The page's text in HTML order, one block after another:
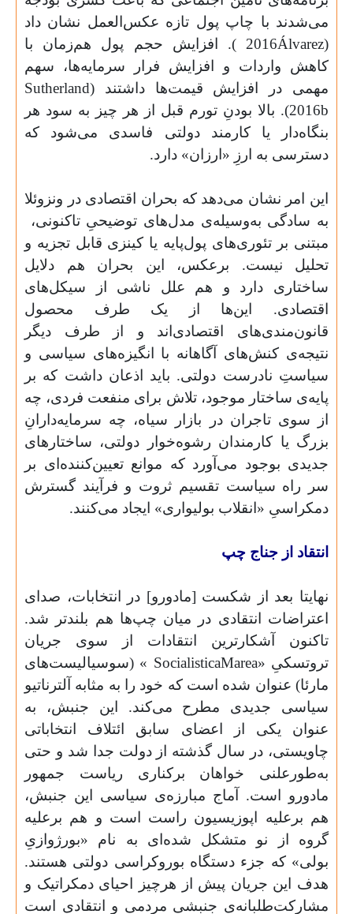
می‌شدند با چاپ پول تازه عکس‌العمل نشان داد
(
Álvarez
2016
). افزایش حجم پول هم‌زمان با
کاهش واردات و افزایش فرار سرمایه‌ها، سهم
مهمی در افزایش قیمت‌ها داشتند (Sutherland
2016b). بالا بودنِ تورم قبل از هر چیز به سود هر
بنگاه‌دار یا کارمند دولتی فاسدی می‌شود که
دسترسی به ارزِ «ارزان» دارد.
این امر نشان می‌دهد که بحران اقتصادی در ونزوئلا
به سادگی به‌وسیله‌ی مدل‌های توضیحیِ تاکنونی،
مبتنی بر تئوری‌های پول‌پایه یا کینزی قابل تجزیه و
تحلیل نیست. برعکس، این بحران هم دلایل
ساختاری دارد و هم علل ناشی از سیکل‌های
اقتصادی. این‌ها از یک طرف محصول
قانون‌مندی‌های اقتصادی‌اند و از طرف دیگر
نتیجه‌ی کنش‌های آگاهانه‌ با انگیزه‌های سیاسی و
سیاستِ نادرست دولتی. باید اذعان داشت که بر
پایه‌ی ساختار موجود، تلاش برای منفعت فردی، چه
از سوی تاجران در بازار سیاه، چه سرمایه‌دارانِ
بزرگ یا کارمندان رشوه‌خوار دولتی، ساختارهای
جدیدی بوجود می‌آورد که موانع تعیین‌کننده‌ای بر
سر راه سیاست تقسیم ثروت و فرآیند گسترش
دمکراسیِ «انقلاب بولیواری» ایجاد می‌کنند.
انتقاد از جناج چپ
نهایتا بعد از شکست [مادورو] در انتخابات، صدای
اعتراضات انتقادی در میان چپ‌ها هم بلندتر شد.
تاکنون آشکارترین انتقادات از سوی جریان
تروتسکیِ «Marea
Socialistica
» (سوسیالیست‌های
مارئا) عنوان شده است که خود را به مثابه‌ آلترناتیو
سیاسی جدیدی مطرح می‌کند. این جنبش، به
عنوان یکی از اعضای سابق ائتلاف انتخاباتی
چاویستی، در سال گذشته از دولت جدا شد و حتی
به‌طورعلنی خواهان برکناری ریاست جمهور
مادورو است. آماج مبارزه‌ی سیاسی این جنبش،
هم برعلیه اپوزیسیون راست است و هم برعلیه
گروه از نو متشکل شده‌ای به نام «بورژوازیِ
بولی» که جزء دستگاه بوروکراسی دولتی هستند.
هدف این جریان پیش از هرچیز احیای دمکراتیک و
مشارکت‌طلبانه‌ی جنبشی مردمی و انتقادی است